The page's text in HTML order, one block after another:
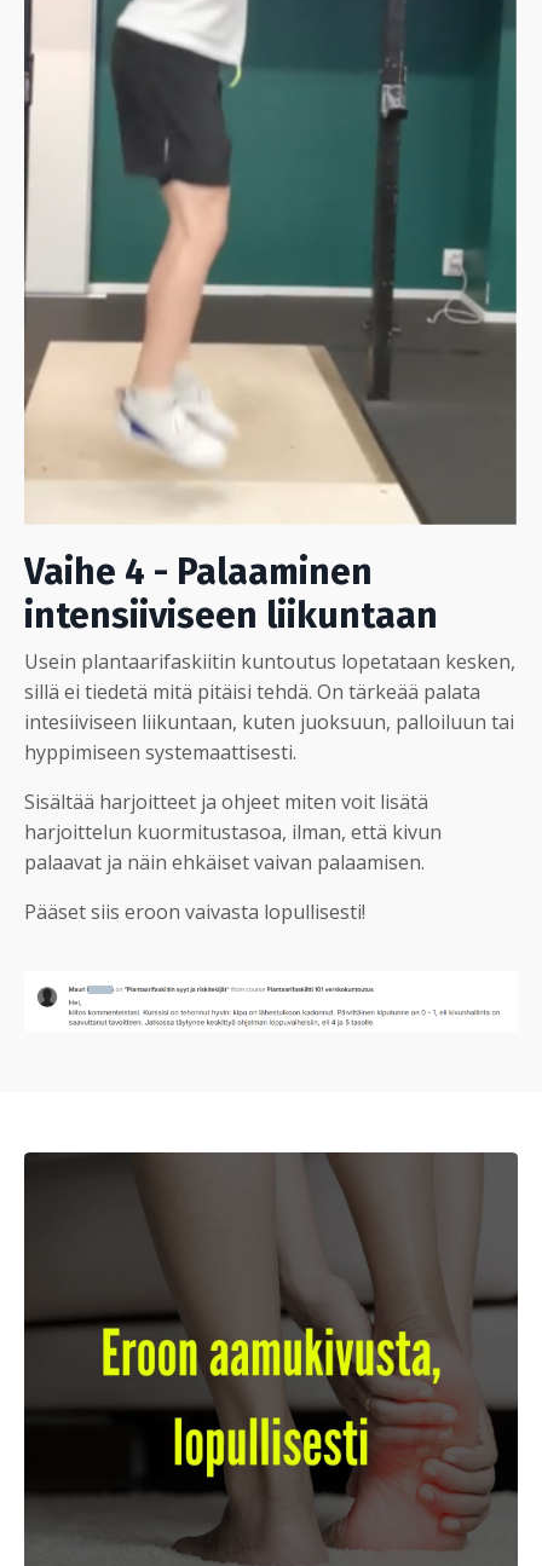
Vaihe 4 - Palaaminen
intensiiviseen liikuntaan
Usein plantaarifaskiitin kuntoutus lopetataan kesken,
sillä ei tiedetä mitä pitäisi tehdä. On tärkeää palata
intesiiviseen liikuntaan, kuten juoksuun, palloiluun tai
hyppimiseen systemaattisesti.
Sisältää harjoitteet ja ohjeet miten voit lisätä
harjoittelun kuormitustasoa, ilman, että kivun
palaavat ja näin ehkäiset vaivan palaamisen.
Pääset siis eroon vaivasta lopullisesti!